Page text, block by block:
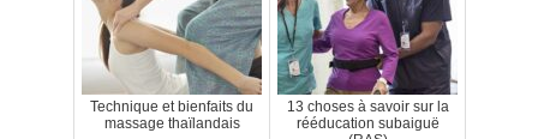
Technique et bienfaits du
massage thaïlandais
13 choses à savoir sur la
rééducation subaiguë